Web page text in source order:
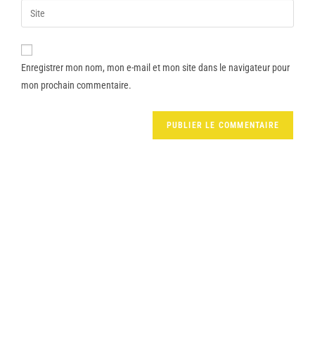
Enregistrer mon nom, mon e-mail et mon site dans le navigateur pour
mon prochain commentaire.